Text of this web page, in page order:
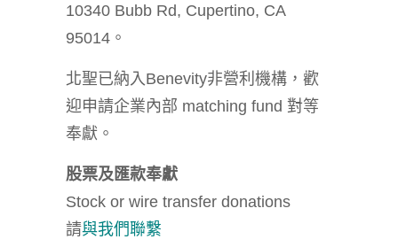
10340 Bubb Rd, Cupertino, CA
95014。
北聖已納入Benevity非營利機構，歡
迎申請企業內部 matching fund 對等
奉獻。
股票及匯款奉獻
Stock or wire transfer donations
請與我們聯繫